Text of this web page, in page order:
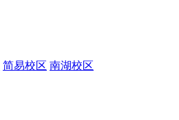
简易校区 南湖校区